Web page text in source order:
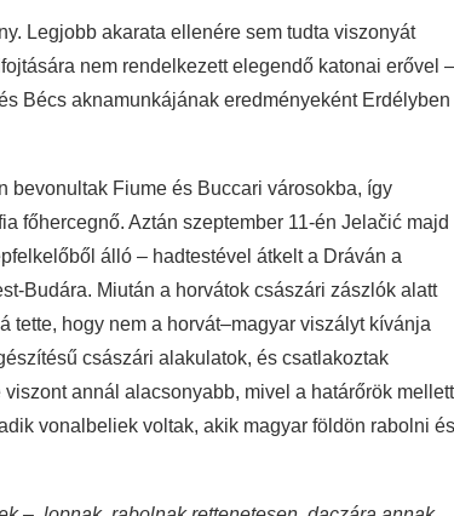
Legjobb akarata ellenére sem tudta viszonyát
nem rendelkezett elegendő katonai erővel –
Bécs aknamunkájának eredményeként Erdélyben
bevonultak Fiume és Buccari városokba, így
főhercegnő. Aztán szeptember 11-én Jelačić majd
álló – hadtestével átkelt a Dráván a
Budára. Miután a horvátok császári zászlók alatt
tette, hogy nem a horvát–magyar viszályt kívánja
császári alakulatok, és csatlakoztak
annál alacsonyabb, mivel a határőrök mellett
vonalbeliek voltak, akik magyar földön rabolni és